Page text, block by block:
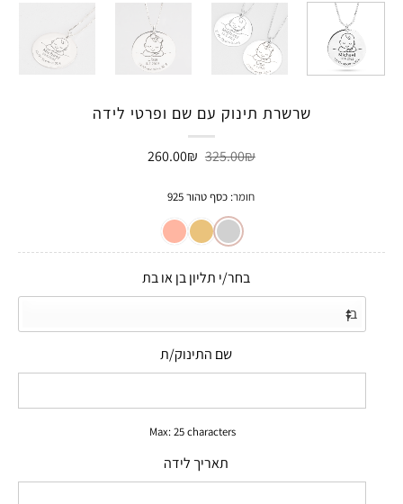
שרשרת תינוק עם שם ופרטי לידה
325.00₪ המחיר
325.00₪.
260.00₪ המחיר
חומר:כסף טהור 925
בחר/י תליון בן או בת
שם התינוק/ת
Max: 25 characters
תאריך לידה